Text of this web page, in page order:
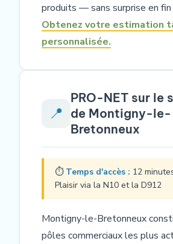
produits — sans surprise en fin
Obtenez votre estimation
personnalisée.
📍
PRO-NET sur le
de Montigny-le-
Bretonneux
⏱ Temps d'accès : 12
Plaisir via la N10 et la D912
Montigny-le-Bretonneux
pôles commerciaux les plus